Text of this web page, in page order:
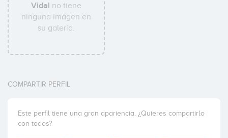
Vidal no tiene
ninguna imágen en
su galería.
COMPARTIR PERFIL
Este perfil tiene una gran apariencia. ¿Quieres compartirlo
con todos?